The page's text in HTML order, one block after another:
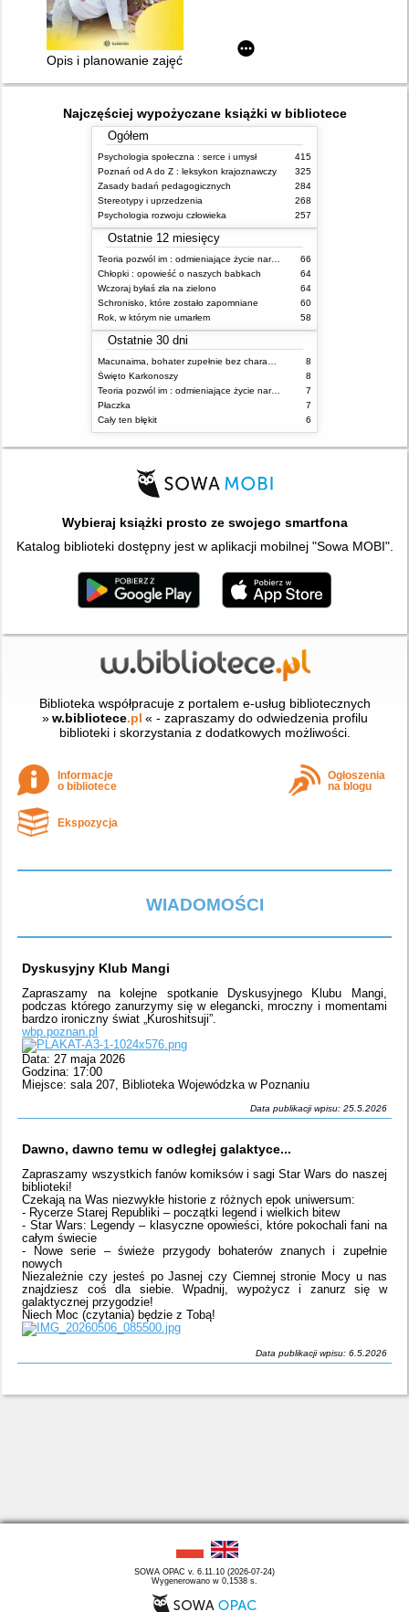
Opis i planowanie zajęć według Metody Ruchu Rozwijającego
Najczęściej wypożyczane książki w bibliotece
Ogółem
Psychologia społeczna : serce i umysł
415
Poznań od A do Z : leksykon krajoznawczy
325
Zasady badań pedagogicznych
284
Stereotypy i uprzedzenia
268
Psychologia rozwoju człowieka
257
Ostatnie 12 miesięcy
Teoria pozwól im : odmieniające życie narzędzie, o którym mówią miliony ludzi
66
Chłopki : opowieść o naszych babkach
64
Wczoraj byłaś zła na zielono
64
Schronisko, które zostało zapomniane
60
Rok, w którym nie umarłem
58
Ostatnie 30 dni
8
Święto Karkonoszy
8
Teoria pozwól im : odmieniające życie narzędzie, o którym mówią miliony ludzi
7
Płaczka
7
Cały ten błękit
6
Wybieraj książki prosto ze swojego smartfona
Katalog biblioteki dostępny jest w aplikacji mobilnej "Sowa MOBI".
Biblioteka współpracuje z portalem e-usług bibliotecznych
» w.bibliotece.pl « - zapraszamy do odwiedzenia profilu
biblioteki i skorzystania z dodatkowych możliwości.
Informacje
o bibliotece
Ogłoszenia
na blogu
Ekspozycja
WIADOMOŚCI
Dyskusyjny Klub Mangi
Zapraszamy na kolejne spotkanie Dyskusyjnego Klubu Mangi,
podczas którego zanurzymy się w elegancki, mroczny i momentami
bardzo ironiczny świat „Kuroshitsuji”.
wbp.poznan.pl
Data: 27 maja 2026
Godzina: 17:00
Miejsce: sala 207, Biblioteka Wojewódzka w Poznaniu
Data publikacji wpisu: 25.5.2026
Dawno, dawno temu w odległej galaktyce...
Zapraszamy wszystkich fanów komiksów i sagi Star Wars do naszej
biblioteki!
Czekają na Was niezwykłe historie z różnych epok uniwersum:
- Rycerze Starej Republiki – początki legend i wielkich bitew
- Star Wars: Legendy – klasyczne opowieści, które pokochali fani na
całym świecie
- Nowe serie – świeże przygody bohaterów znanych i zupełnie
nowych
Niezależnie czy jesteś po Jasnej czy Ciemnej stronie Mocy u nas
znajdziesz coś dla siebie. Wpadnij, wypożycz i zanurz się w
galaktycznej przygodzie!
Niech Moc (czytania) będzie z Tobą!
Data publikacji wpisu: 6.5.2026
SOWA OPAC v. 6.11.10 (2026-07-24)
Wygenerowano w 0,1538 s.